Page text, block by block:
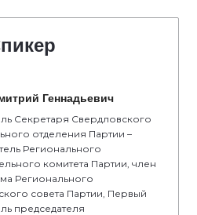
Геннадьевич
Секретаря Свердловского
отделения Партии –
Регионального
комитета Партии, член
Регионального
совета Партии, Первый
председателя